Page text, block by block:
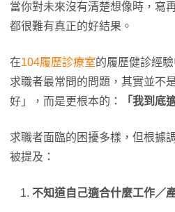
當你對未來沒有清楚想像時，寫
都很難有真正的好結果。
在104履歷診療室的履歷健診經
求職者最常問的問題，其實並不
好」，而是更根本的：
「我到底
求職者面臨的困擾多樣，但根據
被提及：
不知道自己適合什麼工作／